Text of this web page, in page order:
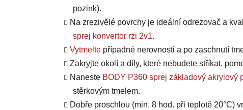
pozink).
Na zrezivělé povrchy je ideální odrezovač a
sprej konvertor rzi 2v1.
Vytmelte případné nerovnosti a po zaschnutí
Zakryjte okolí a díly, které nebudete stříkat,
Naneste BODY P360 sprej základový akrylový
stěrkovým tmelem.
Dobře proschlou (min. 8 hod. při teplotě 20°C)